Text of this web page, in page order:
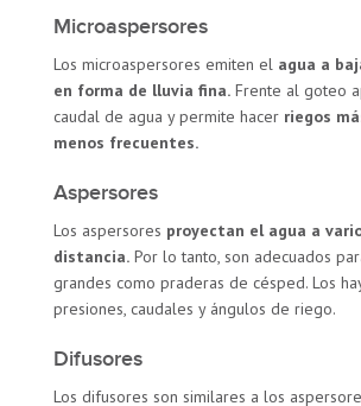
Microaspersores
Los microaspersores emiten el agua a
en forma de lluvia fina. Frente al goteo
caudal de agua y permite hacer riegos
menos frecuentes.
Aspersores
Los aspersores proyectan el agua a
distancia. Por lo tanto, son adecuados
grandes como praderas de césped. Los
presiones, caudales y ángulos de riego.
Difusores
Los difusores son similares a los